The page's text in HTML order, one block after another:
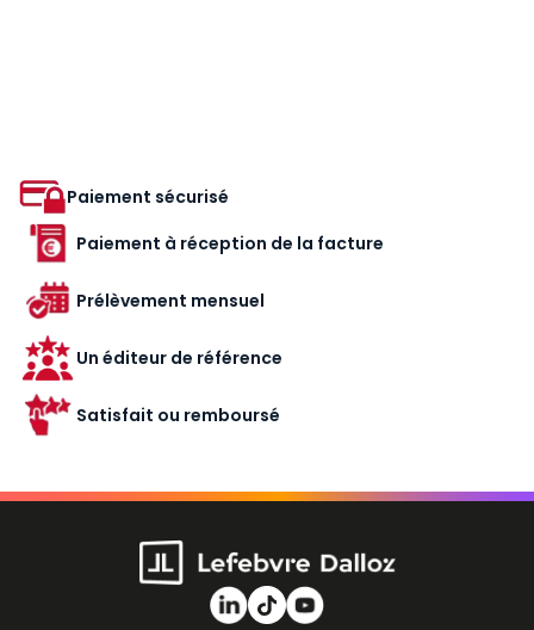
Paiement sécurisé
Paiement à réception de la facture
Prélèvement mensuel
Un éditeur de référence
Satisfait ou remboursé